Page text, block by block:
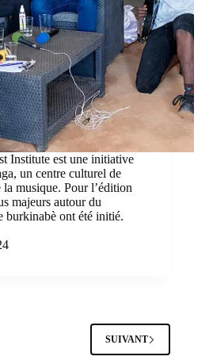
Institute est une initiative
un centre culturel de
musique. Pour l’édition
majeurs autour du
burkinabè ont été initié.
SUIVANT